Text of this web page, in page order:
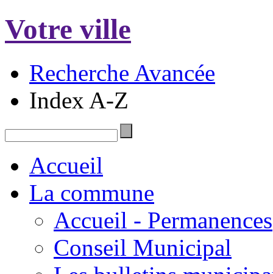
Votre ville
Recherche Avancée
Index A-Z
Accueil
La commune
Accueil - Permanences
Conseil Municipal